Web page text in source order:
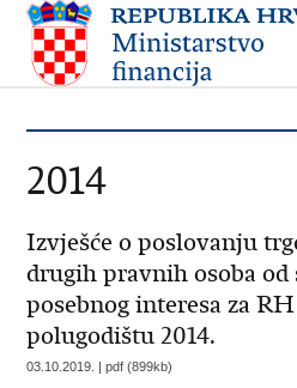
2014
Izvješće o poslovanju
drugih pravnih osoba od
posebnog interesa za
polugodištu 2014.
03.10.2019. | pdf (899kb)